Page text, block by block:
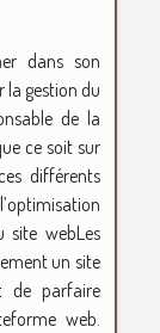
dans son
la gestion du
de la
ce soit sur
différents
site webLes
un site
de parfaire
web.